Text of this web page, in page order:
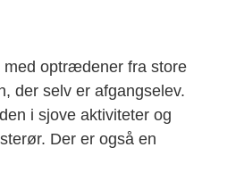
med optrædener fra store
der selv er afgangselev.
i sjove aktiviteter og
Der er også en